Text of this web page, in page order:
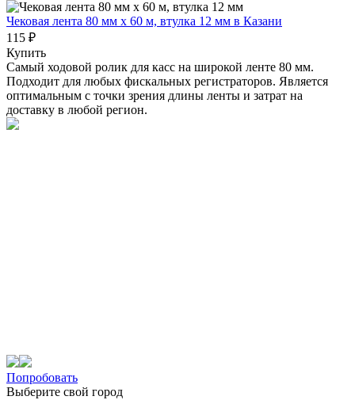
Чековая лента 80 мм x 60 м, втулка 12 мм в Казани
115 ₽
Купить
Самый ходовой ролик для касс на широкой ленте 80 мм.
Подходит для любых фискальных регистраторов. Является
оптимальным с точки зрения длины ленты и затрат на
доставку в любой регион.
Попробовать
Выберите свой город